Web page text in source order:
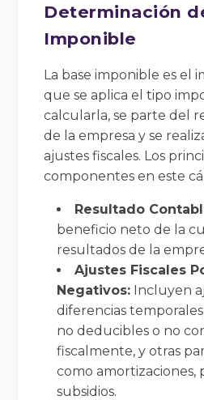
Determinación
Imponible
La base imponible es el
que se aplica el tipo
calcularla, se parte del
de la empresa y se
ajustes fiscales. Los
componentes en este
Resultado
beneficio neto de la
resultados de la
Ajustes Fiscales
Negativos: Incluyen
diferencias
no deducibles o no
fiscalmente, y otras
como amortizaciones,
subsidios.